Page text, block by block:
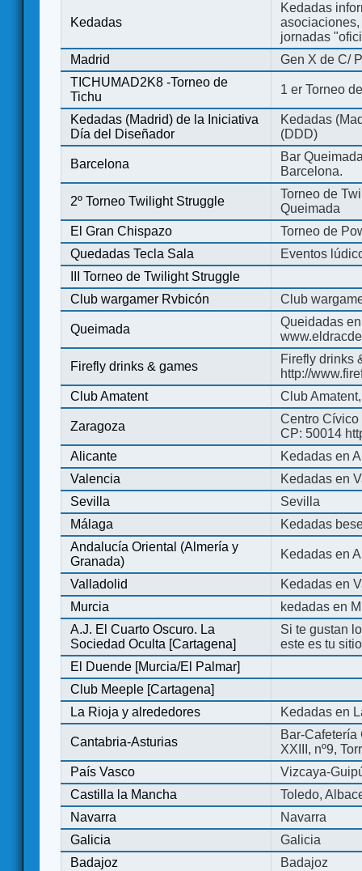
Kedadas
Kedadas
jornadas
Madrid
Gen X de C/
TICHUMAD2K8 -Torneo de
Tichu
1 er Torneo
Kedadas (Madrid) de la Iniciativa
Día del Diseñador
Kedadas
(DDD)
Barcelona
Bar
Barcelona.
2º Torneo Twilight Struggle
Torneo de
Queimada
El Gran Chispazo
Torneo de
Quedadas Tecla Sala
Eventos
III Torneo de Twilight Struggle
Club wargamer Rvbicón
Club
Queimada
Queidadas
Firefly drinks & games
Firefly drinks
http://
Club Amatent
Club
Zaragoza
Centro Cívico
CP: 50014
Alicante
Kedadas en
Valencia
Kedadas en
Sevilla
Sevilla
Málaga
Kedadas
Andalucía Oriental (Almería y
Granada)
Kedadas en
Valladolid
Kedadas en
Murcia
kedadas en
A.J. El Cuarto Oscuro. La
Sociedad Oculta [Cartagena]
Si te gustan
este es tu
El Duende [Murcia/El Palmar]
Club Meeple [Cartagena]
La Rioja y alrededores
Kedadas en
Cantabria-Asturias
Bar-
XXIII, nº9,
País Vasco
Vizcaya-
Castilla la Mancha
Toledo,
Navarra
Navarra
Galicia
Galicia
Badajoz
Badajoz